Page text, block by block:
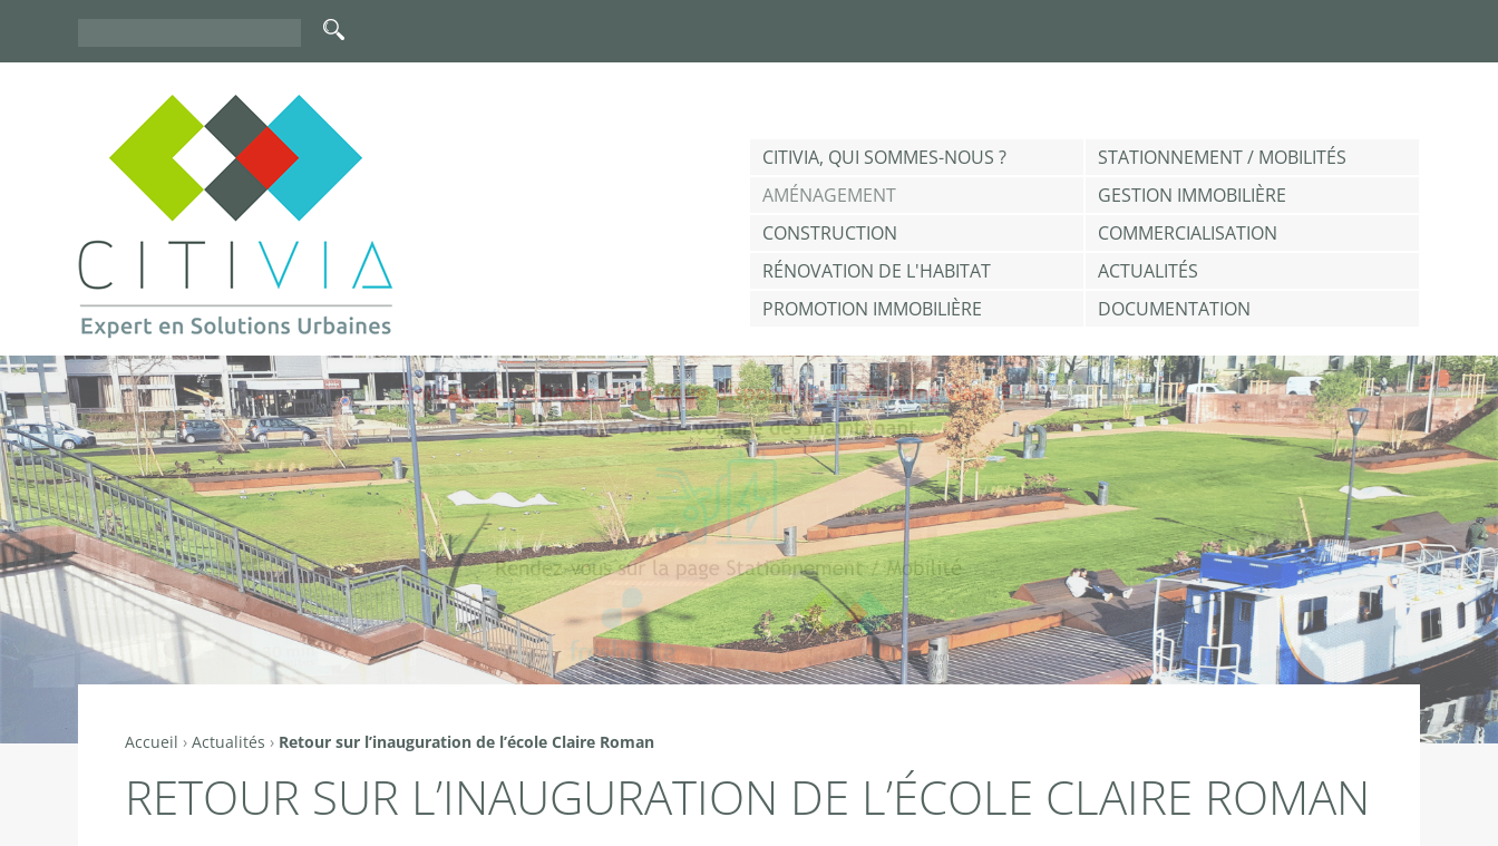
de
recherche
CITIVIA, QUI SOMMES-NOUS ?
STATIONNEMENT / MOBILITÉS
AMÉNAGEMENT
GESTION IMMOBILIÈRE
CONSTRUCTION
COMMERCIALISATION
RÉNOVATION DE L'HABITAT
ACTUALITÉS
PROMOTION IMMOBILIÈRE
DOCUMENTATION
Vous
êtes
ici
Accueil › Actualités › Retour sur l’inauguration de l’école Claire Roman
RETOUR SUR L’INAUGURATION DE L’ÉCOLE CLAIRE ROMAN